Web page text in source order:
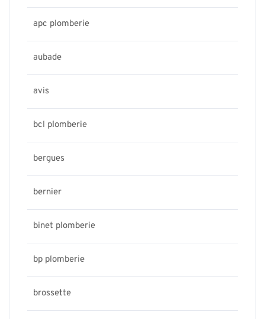
apc plomberie
aubade
avis
bcl plomberie
bergues
bernier
binet plomberie
bp plomberie
brossette